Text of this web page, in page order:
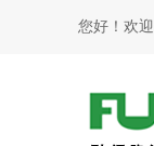
您好！欢